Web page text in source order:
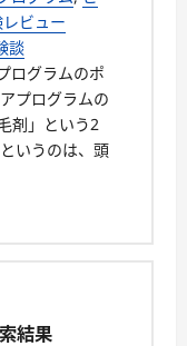
ビュー
談
ログラムのポ
プログラムの
剤」という2
いうのは、頭
結果